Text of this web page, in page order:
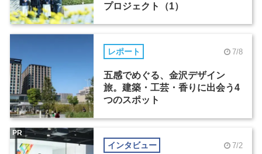
プロジェクト（1）
レポート 7/8
五感でめぐる、金沢デザイン
旅。建築・工芸・香りに出会う4
つのスポット
インタビュー 7/2
PR